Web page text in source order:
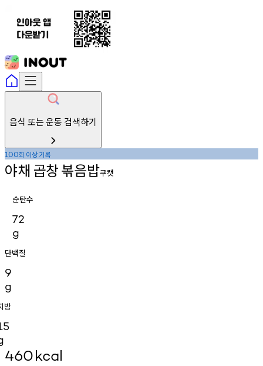
음식 또는 운동 검색하기
100회 이상기록
야채 곱창볶음밥쿠캣
순탄수
72
g
단백질
9
g
방
460kcal